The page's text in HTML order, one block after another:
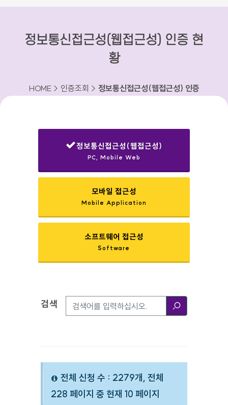
정보통신접근성(웹접근성) 인증 현
황
HOME > 인증조회 > 정보통신접근성(웹접근성) 인증
정보통신접근성(웹접근성)
PC, Mobile Web
모바일 접근성
Mobile Application
소프트웨어 접근성
Software
검색옵션
검색
전체 신청 수 : 2279개, 전체
228 페이지 중 현재 10 페이지